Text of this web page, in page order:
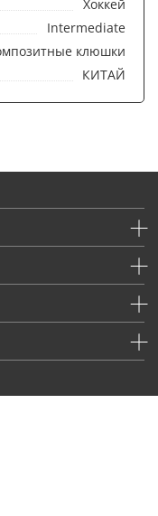
Хоккей
Intermediate
клюшки
КИТАЙ